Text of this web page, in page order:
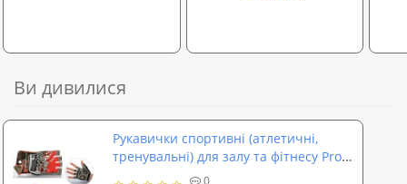
Ви дивилися
Рукавички спортивні (атлетичні,
тренувальні) для залу та фітнесу Profi